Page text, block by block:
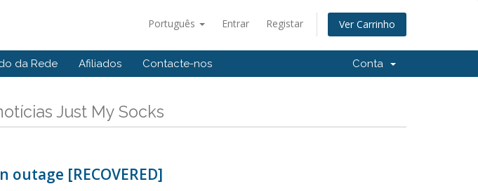
Português Entrar Registar Ver Carrinho
da Rede Afiliados Contacte-nos Conta
Just My Socks
outage [RECOVERED]